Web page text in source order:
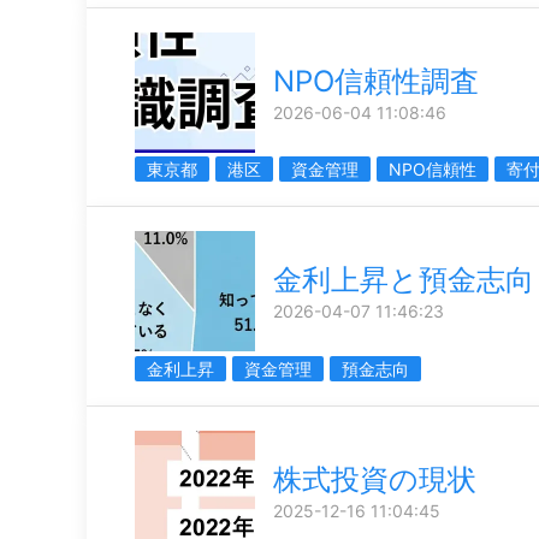
NPO信頼性調査
2026-06-04 11:08:46
東京都 港区 資金管理 NPO信頼性 寄
金利上昇と預金志向
2026-04-07 11:46:23
金利上昇 資金管理 預金志向
株式投資の現状
2025-12-16 11:04:45